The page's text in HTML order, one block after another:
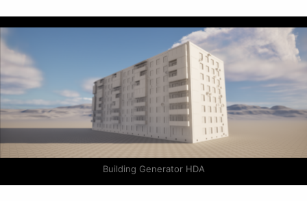
Building Generator HDA